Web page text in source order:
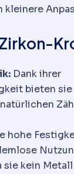
Dank ihrer
bieten
hohe
sie kein